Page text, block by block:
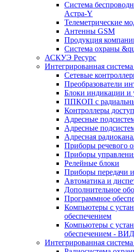
Система
Астра-Y
Телеметрические
Антенны GSM
Продукция
Система охраны
АСКУЭ Ресурс
Интегрированная
Сетевые
Преобразователи
Блоки индикации и
ППКОП с
Контроллеры
Адресные
Адресные
Адресная
Приборы речевого
Приборы
Релейные блоки
Приборы передачи
Автоматика и
Дополнительное
Программное
Компьютеры с
обеспечением
Компьютеры с
обеспечением -
Интегрированная